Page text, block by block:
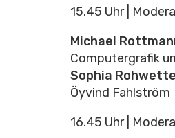
15.45 Uhr |
Michael
Computergrafik
Sophia
Öyvind Fahlström
16.45 Uhr |